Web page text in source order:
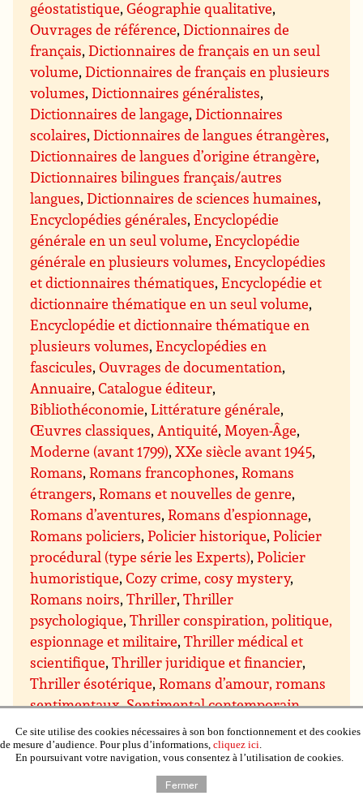
géostatistique,Géographie qualitative,
Ouvrages de référence,Dictionnaires de
français,Dictionnaires de français en un seul
volume,Dictionnaires de français en plusieurs
volumes,Dictionnaires généralistes,
Dictionnaires de langage,Dictionnaires
scolaires,Dictionnaires de langues étrangères,
Dictionnaires de langues d’origine étrangère,
Dictionnaires bilingues français/autres
langues,Dictionnaires de sciences humaines,
Encyclopédies générales,Encyclopédie
générale en un seul volume,Encyclopédie
générale en plusieurs volumes,Encyclopédies
et dictionnaires thématiques,Encyclopédie et
dictionnaire thématique en un seul volume,
Encyclopédie et dictionnaire thématique en
plusieurs volumes,Encyclopédies en
fascicules,Ouvrages de documentation,
Annuaire,Catalogue éditeur,
Bibliothéconomie,Littérature générale,
Œuvres classiques, Antiquité, Moyen-Âge,
Moderne (avant 1799),XXe siècle avant 1945,
Romans,Romans francophones,Romans
étrangers,Romans et nouvelles de genre,
Romans d’aventures,Romans d’espionnage,
Romans policiers,Policier historique,Policier
procédural (type série les Experts),Policier
humoristique,Cozy crime, cosy mystery,
Romans noirs,Thriller,Thriller
psychologique,Thriller conspiration, politique,
espionnage et militaire,Thriller médical et
scientifique,Thriller juridique et financier,
Thriller ésotérique,Romans d’amour, romans
sentimentaux,Sentimental contemporain,
Sentimental suspens , Sentimental historique
Sentimental paranormal, bit-lit,Comédie
sentimentale,Chick lit,Science-fiction,Fiction
Dystopie et Uchronie
Ce site utilise des cookies nécessaires à son bon fonctionnement et des cookies
de mesure d’audience. Pour plus d’informations, cliquez ici.
En poursuivant votre navigation, vous consentez à l’utilisation de cookies.
Fermer